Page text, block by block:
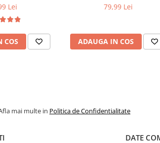
Lei
COS
79,99 Lei
ADAUGA IN COS
mai multe in Politica de Confidentialitate
DATE